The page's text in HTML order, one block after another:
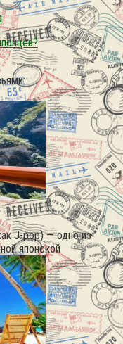
J-pop) — одно из
японской